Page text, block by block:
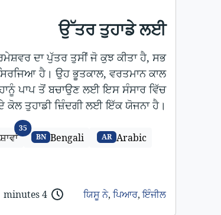
ਉੱਤਰ ਤੁਹਾਡੇ ਲਈ
ਦਾ ਪੁੱਤਰ ਤੁਸੀਂ ਜੋ ਕੁਝ ਕੀਤਾ ਹੈ, ਸਭ
ਹੈ। ਉਹ ਭੂਤਕਾਲ, ਵਰਤਮਾਨ ਕਾਲ
ਪਾਪ ਤੋਂ ਬਚਾਉਣ ਲਈ ਇਸ ਸੰਸਾਰ ਵਿੱਚ
ਤੁਹਾਡੀ ਜ਼ਿੰਦਗੀ ਲਈ ਇੱਕ ਯੋਜਨਾ ਹੈ।
Arabic
AR
Bengali
BN
35
ਭਾਸ਼ਾਵਾਂ
ਯਿਸੂ ਨੇ, ਪਿਆਰ,ਇੰਜੀਲ
4 minutes